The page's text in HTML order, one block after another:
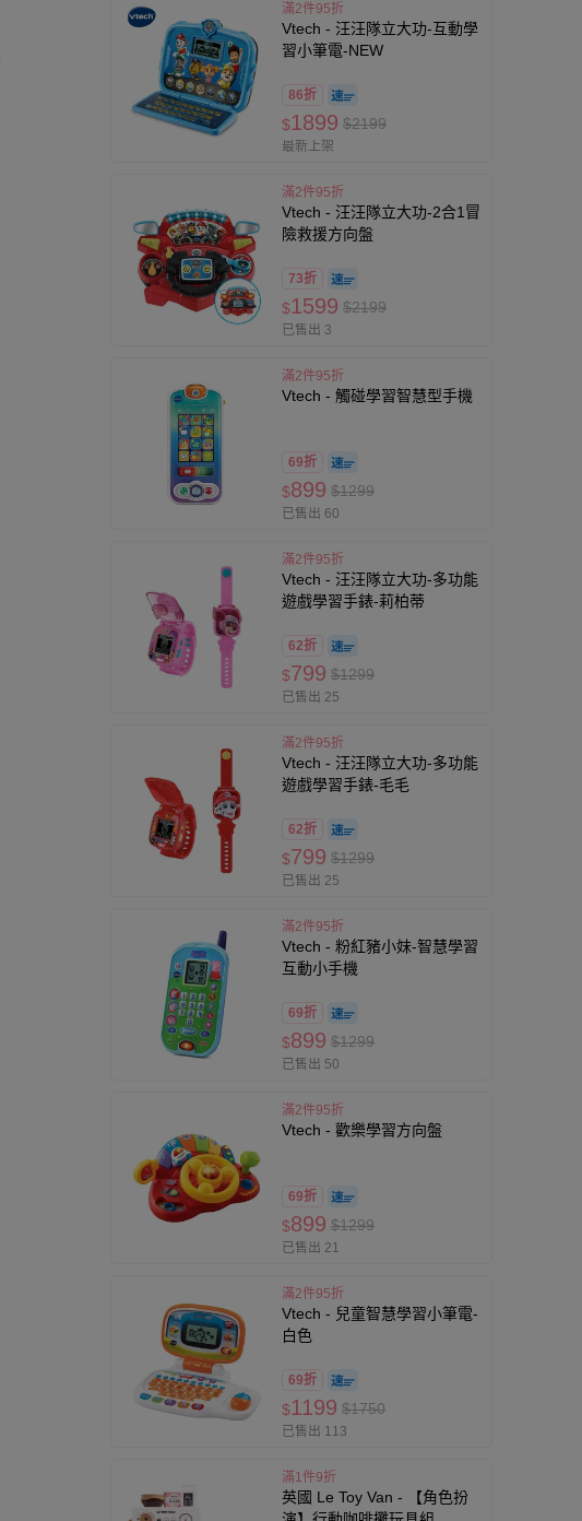
滿2件95折
Vtech - 汪汪隊立大功-互動學
習小筆電-NEW
86折
$1899 $2199
最新上架
滿2件95折
Vtech - 汪汪隊立大功-2合1冒
險救援方向盤
73折
$1599 $2199
已售出 3
滿2件95折
Vtech - 觸碰學習智慧型手機
69折
$899 $1299
已售出 60
滿2件95折
Vtech - 汪汪隊立大功-多功能
遊戲學習手錶-莉柏蒂
62折
$799 $1299
已售出 25
滿2件95折
Vtech - 汪汪隊立大功-多功能
遊戲學習手錶-毛毛
62折
$799 $1299
已售出 25
滿2件95折
Vtech - 粉紅豬小妹-智慧學習
互動小手機
69折
$899 $1299
已售出 50
滿2件95折
Vtech - 歡樂學習方向盤
69折
$899 $1299
已售出 21
滿2件95折
Vtech - 兒童智慧學習小筆電-
白色
69折
$1199 $1750
已售出 113
滿1件9折
英國 Le Toy Van - 【角色扮